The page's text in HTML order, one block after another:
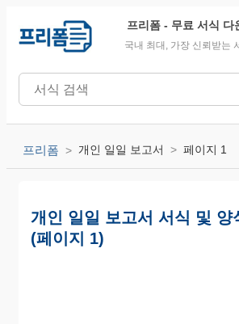
프리폼 - 무료 서식 다
국내 최대, 가장 신뢰받는
프리폼 개인 일일 보고서 페이지 1
개인 일일 보고서 서식 및 양
(페이지 1)